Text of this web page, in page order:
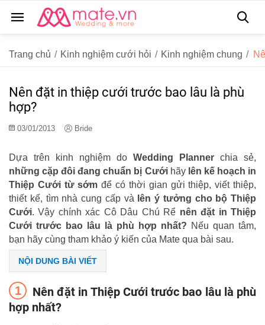
Trang chủ / Kinh nghiệm cưới hỏi / Kinh nghiệm chung /
Nên đặt in thiệp cưới trước bao lâu là phù
hợp?
03/01/2013 Bride
Dựa trên kinh nghiệm do Wedding Planner chia sẻ,
những cặp đôi đang chuẩn bị Cướihãy lên kế hoạch in
Thiệp Cưới từ sớm để có thời gian gửi thiệp, viết thiệp,
thiết kế, tìm nhà cung cấp và lên ý tưởng cho bộ Thiệp
Cưới. Vậy chính xác Cô Dâu Chú Rể nên đặt in Thiệp
Cưới trước bao lâu là phù hợp nhất? Nếu quan tâm,
bạn hãy cùng tham khảo ý kiến của Mate qua bài sau.
NỘI DUNG BÀI VIẾT
Nên đặt in Thiệp Cưới trước bao lâu là phù
hợp nhất?